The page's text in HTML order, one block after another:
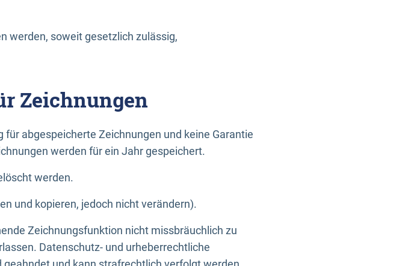
werden, soweit gesetzlich zulässig,
Zeichnungen
abgespeicherte Zeichnungen und keine Garantie
werden für ein Jahr gespeichert.
werden.
und kopieren, jedoch nicht verändern).
Zeichnungsfunktion nicht missbräuchlich zu
Datenschutz- und urheberrechtliche